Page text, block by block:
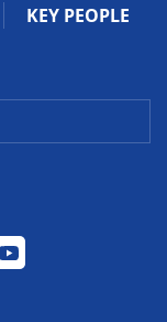
KEY PEOPLE